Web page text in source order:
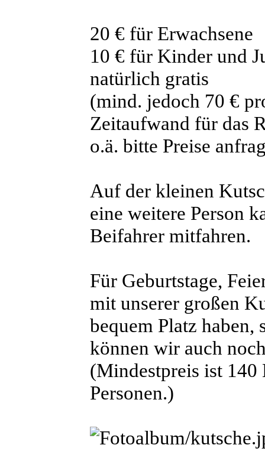
20 € für Erwachsene
10 € für Kinder und
natürlich gratis
(mind. jedoch 70 €
Zeitaufwand für das
o.ä. bitte Preise
Auf der kleinen
eine weitere Person
Beifahrer mitfahren.
Für Geburtstage,
mit unserer großen
bequem Platz haben,
können wir auch
(Mindestpreis ist 140
Personen.)